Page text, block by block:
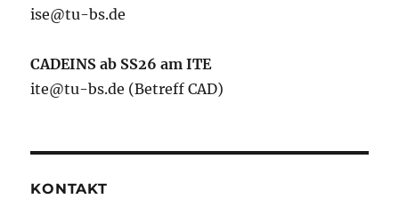
ise@tu-bs.de
CADEINS ab SS26 am ITE
ite@tu-bs.de (Betreff CAD)
KONTAKT